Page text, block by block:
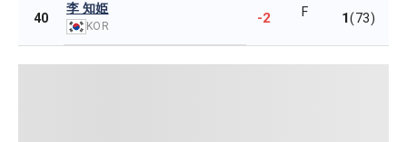
40
李 知姫
KOR -2 F 1(73)